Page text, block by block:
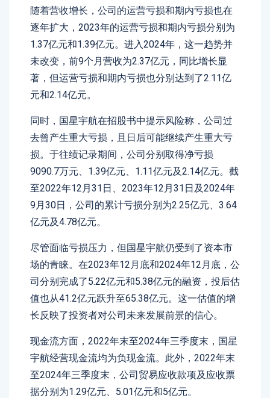
随着营收增长，公司的运营亏损和期内亏损也在
逐年扩大，2023年的运营亏损和期内亏损分别为
1.37亿元和1.39亿元。进入2024年，这一趋势并
未改变，前9个月营收为2.37亿元，同比增长显
著，但运营亏损和期内亏损也分别达到了2.11亿
元和2.14亿元。
同时，国星宇航在招股书中提示风险称，公司过
去曾产生重大亏损，且日后可能继续产生重大亏
损。于往绩记录期间，公司分别取得净亏损
9090.7万元、1.39亿元、1.11亿元及2.14亿元。截
至2022年12月31日、2023年12月31日及2024年
9月30日，公司的累计亏损分别为2.25亿元、3.64
亿元及4.78亿元。
尽管面临亏损压力，但国星宇航仍受到了资本市
场的青睐。在2023年12月底和2024年12月底，公
司分别完成了5.22亿元和5.38亿元的融资，投后估
值也从41.2亿元跃升至65.38亿元。这一估值的增
长反映了投资者对公司未来发展前景的信心。
现金流方面，2022年末至2024年三季度末，国星
宇航经营现金流均为负现金流。此外，2022年末
至2024年三季度末，公司贸易应收款项及应收票
据分别为1.29亿元、5.01亿元和5亿元。